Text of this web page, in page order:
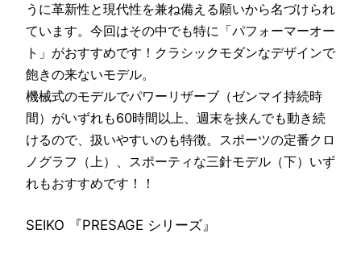
うに革新性と現代性を兼ね備える願いから名づけられ
ています。今回はその中でも特に「パフォーマーオー
ト」がおすすめです！クラシックモダンなデザインで
飽きの来ないモデル。
機械式のモデルでパワーリザーブ（ゼンマイ持続時
間）がいずれも60時間以上、週末を挟んでも動き続
けるので、扱いやすいのも特徴。スポーツの定番クロ
ノグラフ（上）、スポーティな三針モデル（下）いず
れもおすすめです！！
SEIKO 『PRESAGE シリーズ』